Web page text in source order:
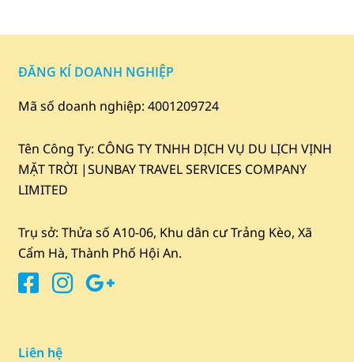
Liên hệ
ĐĂNG KÍ DOANH NGHIỆP
Mã số doanh nghiệp: 4001209724
Tên Công Ty: CÔNG TY TNHH DỊCH VỤ DU LỊCH VỊNH
MẶT TRỜI |SUNBAY TRAVEL SERVICES COMPANY
LIMITED
Trụ sở: Thửa số A10-06, Khu dân cư Trảng Kèo, Xã
Cẩm Hà, Thành Phố Hội An.